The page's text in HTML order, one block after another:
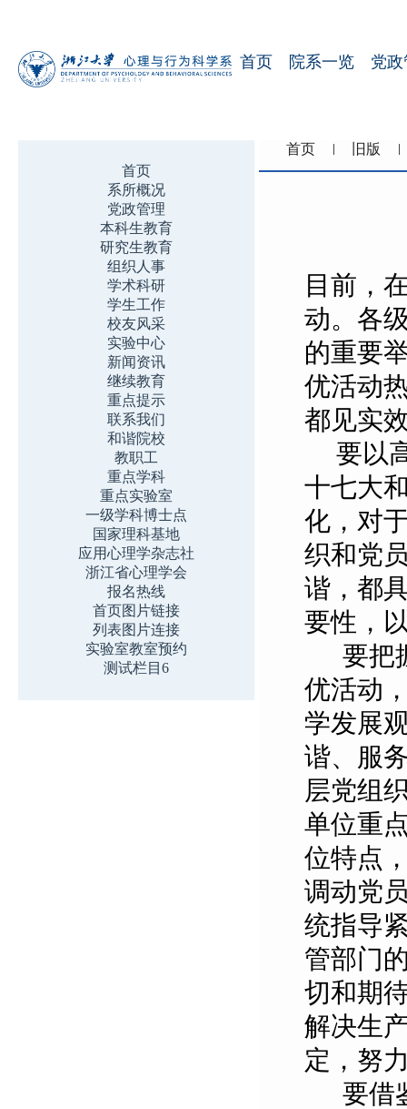
首页 院系一览 党
首页
系所概况
党政管理
本科生教育
研究生教育
组织人事
学术科研
学生工作
校友风采
实验中心
新闻资讯
继续教育
重点提示
联系我们
和谐院校
教职工
重点学科
重点实验室
一级学科博士点
国家理科基地
应用心理学杂志社
浙江省心理学会
报名热线
首页图片链接
列表图片连接
实验室教室预约
测试栏目6
首页 旧版
目前，
动。各
的重要
优活动
都见实
要以
十七大
化，对
织和党
谐，都
要性，
要把
优活动
学发展
谐、服
层党组
单位重
位特点
调动党
统指导
管部门
切和期
解决生
定，努
要借